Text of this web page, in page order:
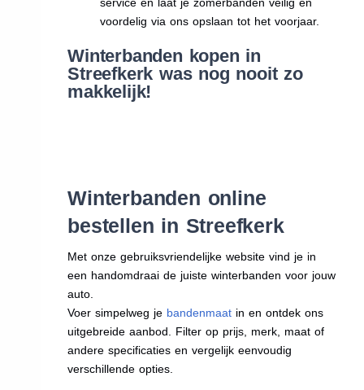
voordelig via ons opslaan tot het voorjaar.
Winterbanden kopen in
Streefkerk was nog nooit zo
makkelijk!
Winterbanden online
bestellen in Streefkerk
Met onze gebruiksvriendelijke website vind je in
een handomdraai de juiste winterbanden voor jouw
auto.
Voer simpelweg je bandenmaat in en ontdek ons
uitgebreide aanbod. Filter op prijs, merk, maat of
andere specificaties en vergelijk eenvoudig
verschillende opties.